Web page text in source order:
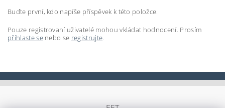
Buďte první, kdo napíše příspěvek k této položce.
Pouze registrovaní uživatelé mohou vkládat hodnocení. Prosím
přihlaste senebo se registrujte.